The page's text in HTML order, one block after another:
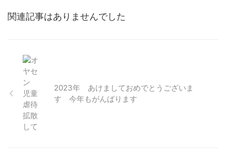
関連記事はありませんでした
2023年 あけましておめでとうございま
す 今年もがんばります